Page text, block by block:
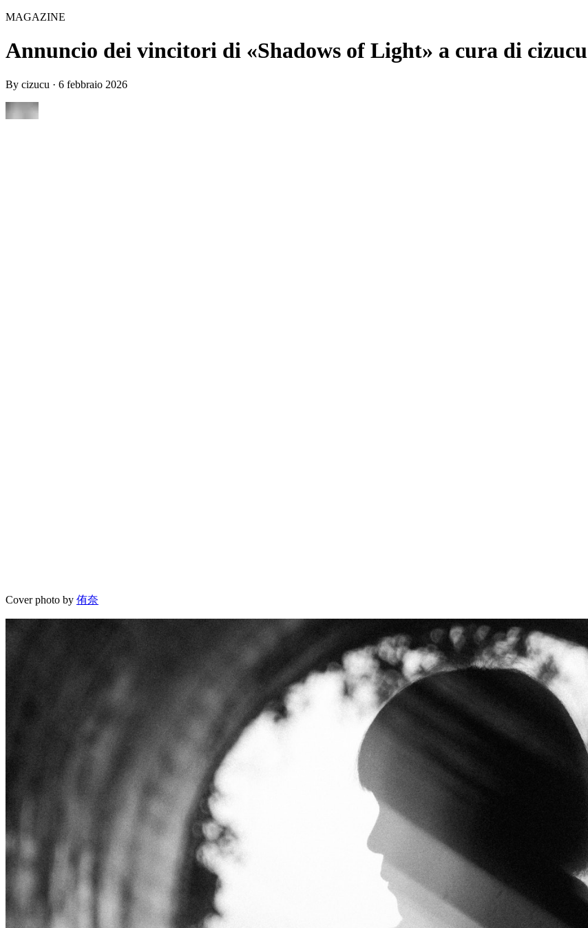
MAGAZINE
Annuncio dei vincitori di «Shadows of Light» a cura di cizucu
By cizucu · 6 febbraio 2026
Cover photo by 侑奈